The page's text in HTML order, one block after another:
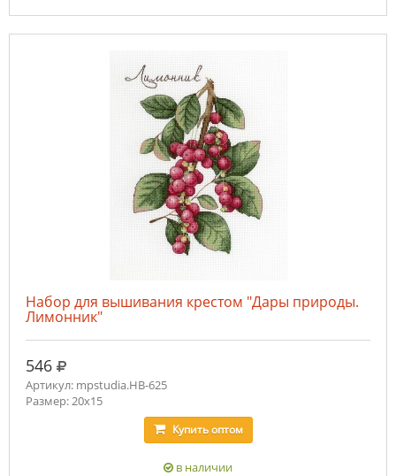
Набор для вышивания крестом "Дары природы.
Лимонник"
546 руб.
Артикул: mpstudia.НВ-625
Размер: 20x15
Купитьоптом
в наличии